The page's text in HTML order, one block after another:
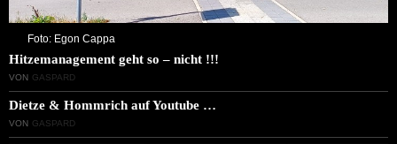
Foto: Egon Cappa
Hitzemanagement geht so – nicht !!!
VON GASPARD
Dietze & Hommrich auf Youtube …
VON GASPARD